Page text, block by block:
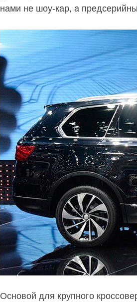
нами не шоу-кар, а
Основой для крупного